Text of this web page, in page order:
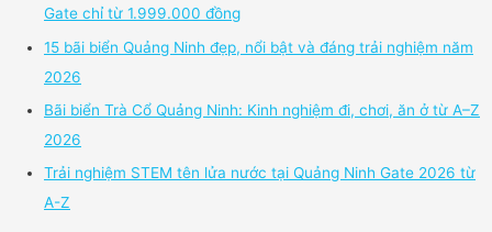
Gate chỉ từ 1.999.000 đồng
15 bãi biển Quảng Ninh đẹp, nổi bật và đáng trải nghiệm năm
2026
Bãi biển Trà Cổ Quảng Ninh: Kinh nghiệm đi, chơi, ăn ở từ A–Z
2026
Trải nghiệm STEM tên lửa nước tại Quảng Ninh Gate 2026 từ
A-Z